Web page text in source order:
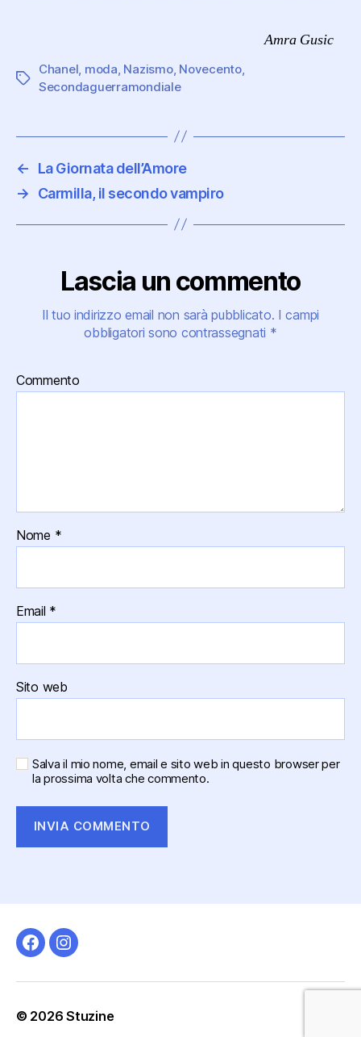
Amra Gusic
Chanel moda Nazismo, Novecento,
Secondaguerramondiale
←
La Giornata dell’Amore
→
Carmilla, il secondo vampiro
Lascia un commento
Il tuo indirizzo email non sarà pubblicato. I campi
obbligatori sono contrassegnati *
Commento
Nome *
Email *
Sito web
Salva il mio nome, email e sito web in questo browser per
la prossima volta che commento.
© 2026Stuzine